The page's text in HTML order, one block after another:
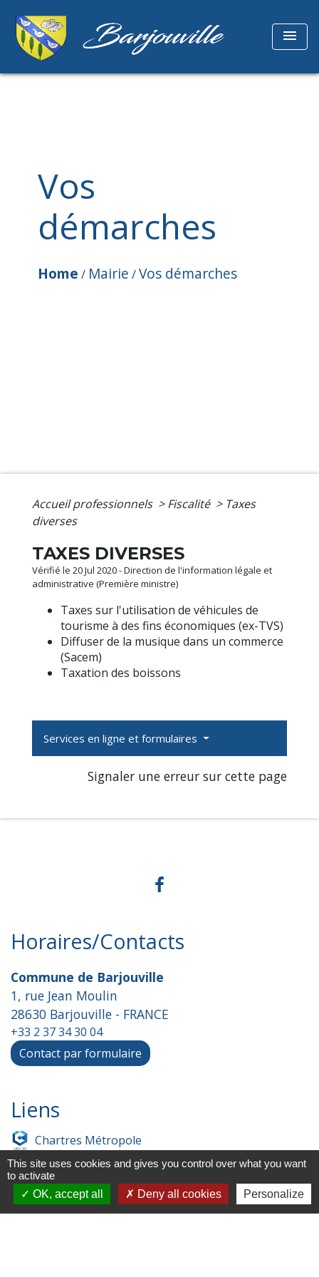
menu
Vos
démarches
Home / Mairie /Vos démarches
Accueil professionnels > Fiscalité > Taxes
diverses
TAXES DIVERSES
Vérifié le 20 Jul 2020 - Direction de l'information légale et
administrative (Première ministre)
Taxes sur l'utilisation de véhicules de
tourisme à des fins économiques (ex-TVS)
Diffuser de la musique dans un commerce
(Sacem)
Taxation des boissons
Services en ligne et formulaires
Signaler une erreur sur cette page
Horaires/Contacts
Commune de Barjouville
1, rue Jean Moulin
28630 Barjouville - FRANCE
+33 2 37 34 30 04
Contact par formulaire
Liens
Chartres Métropole
Conseil Départemental
Préfecture d'Eure-et-Loir
This site uses cookies and gives you control over what you want
to activate
OK, accept all
Deny all cookies Personalize